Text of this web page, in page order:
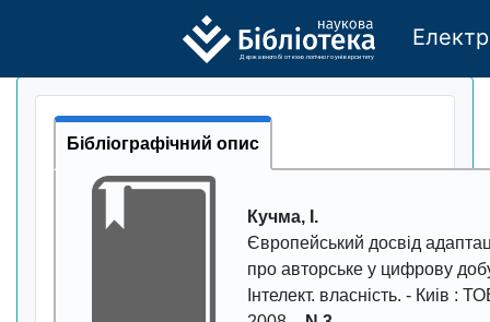
Державного бі отехно логічно го універси тету
Бібліографічний опис
Кучма, І.
Європейський досвід
про авторське у цифрову
Інтелект. власність. - Киiв :